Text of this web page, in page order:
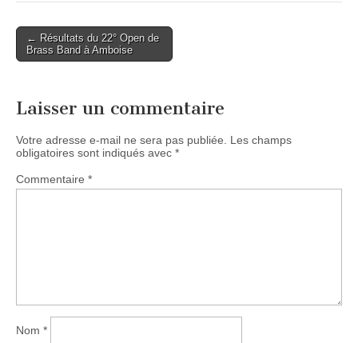
Post
navigation
← Résultats du 22° Open de
Brass Band à Amboise
Laisser un commentaire
Votre adresse e-mail ne sera pas publiée.
Les champs
obligatoires sont indiqués avec *
Commentaire *
Nom *